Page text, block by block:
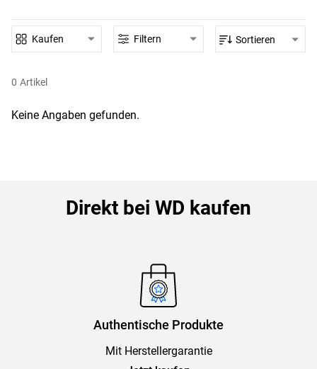
0 Artikel
Kaufen Filtern Sortieren
Keine Angaben gefunden.
Direkt bei WD kaufen
Authentische Produkte
Mit Herstellergarantie